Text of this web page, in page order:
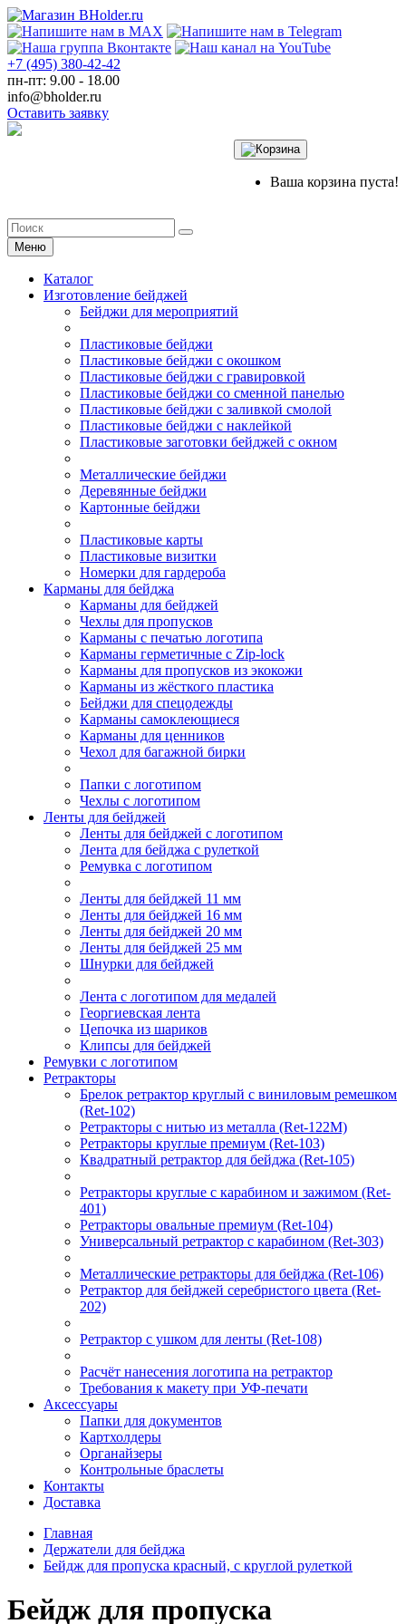
+7 (495) 380-42-42
пн-пт: 9.00 - 18.00
info@bholder.ru
Оставить заявку
Ваша корзина пуста!
Меню
Каталог
Изготовление бейджей
Бейджи для мероприятий
Пластиковые бейджи
Пластиковые бейджи с окошком
Пластиковые бейджи с гравировкой
Пластиковые бейджи со сменной панелью
Пластиковые бейджи с заливкой смолой
Пластиковые бейджи с наклейкой
Пластиковые заготовки бейджей с окном
Металлические бейджи
Деревянные бейджи
Картонные бейджи
Пластиковые карты
Пластиковые визитки
Номерки для гардероба
Карманы для бейджа
Карманы для бейджей
Чехлы для пропусков
Карманы с печатью логотипа
Карманы герметичные с Zip-lock
Карманы для пропусков из экокожи
Карманы из жёсткого пластика
Бейджи для спецодежды
Карманы самоклеющиеся
Карманы для ценников
Чехол для багажной бирки
Папки с логотипом
Чехлы с логотипом
Ленты для бейджей
Ленты для бейджей с логотипом
Лента для бейджа с рулеткой
Ремувка с логотипом
Ленты для бейджей 11 мм
Ленты для бейджей 16 мм
Ленты для бейджей 20 мм
Ленты для бейджей 25 мм
Шнурки для бейджей
Лента с логотипом для медалей
Георгиевская лента
Цепочка из шариков
Клипсы для бейджей
Ремувки с логотипом
Ретракторы
Брелок ретрактор круглый с виниловым ремешком
(Ret-102)
Ретракторы с нитью из металла (Ret-122M)
Ретракторы круглые премиум (Ret-103)
Квадратный ретрактор для бейджа (Ret-105)
Ретракторы круглые с карабином и зажимом (Ret-
401)
Ретракторы овальные премиум (Ret-104)
Универсальный ретрактор с карабином (Ret-303)
Металлические ретракторы для бейджа (Ret-106)
Ретрактор для бейджей серебристого цвета (Ret-
202)
Ретрактор с ушком для ленты (Ret-108)
Расчёт нанесения логотипа на ретрактор
Требования к макету при УФ-печати
Аксессуары
Папки для документов
Картхолдеры
Органайзеры
Контрольные браслеты
Контакты
Доставка
Главная
Держатели для бейджа
Бейдж для пропуска красный, с круглой рулеткой
Бейдж для пропуска